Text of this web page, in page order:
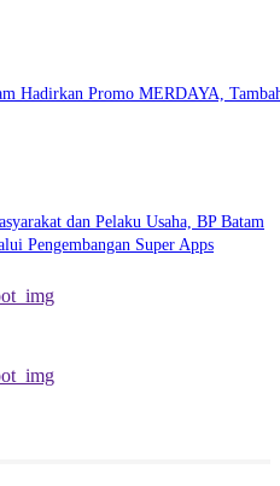
Hadirkan Promo MERDAYA,
dan Pelaku Usaha, BP Batam
Pengembangan Super Apps